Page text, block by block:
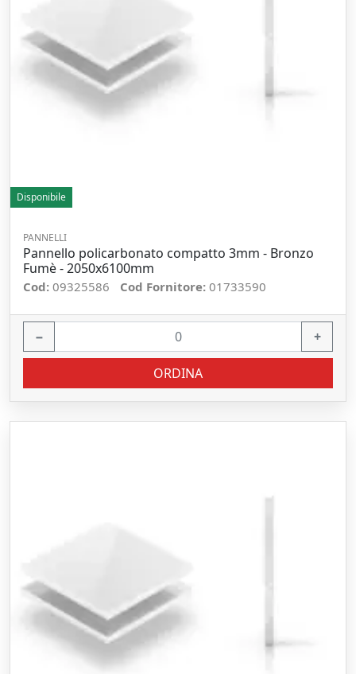
Disponibile
PANNELLI
Pannello policarbonato compatto 3mm - Bronzo
Fumè - 2050x6100mm
Cod: 09325586 Cod Fornitore: 01733590
− +
ORDINA